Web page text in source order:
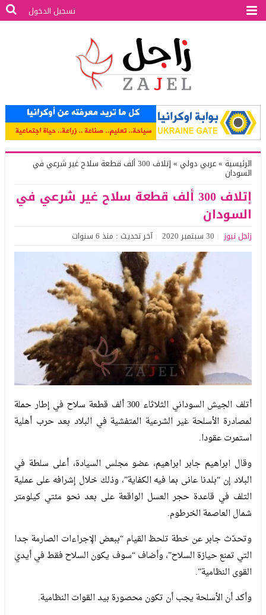
تسجيل الدخول
الرئيسية »عربي دولي » إتلاف 300 ألف قطعة سلاح غير شرعي في
السودان
إتلاف 300 ألف قطعة سلاح غير شرعي في
السودان
زاجل نيوز 30 سبتمبر 2020 آخر تحديث : منذ 6 سنوات
أتلف الجيش السوداني الثلاثاء 300 ألف قطعة سلاح في إطار حملة
لمصادرة الأسلحة غير الشرعية المتفشية في البلاد بعد حرب أهلية
استمرت عقودا.
وقال ابراهيم جابر ابراهيم، عضو مجلس السيادة، أعلى سلطة في
البلاد إن “بلدنا عانى بما فيه الكفاية”، وذلك خلال إشرافه على عملية
التلف في قاعدة حجر العسل الواقعة على بعد نحو مئتي كيلومتر
شمال العاصمة الخرطوم.
وتحدّث جابر عن خطة تلحظ القيام “ببعض الإجراءات الصارمة جدا
التي تمنع حيازة السلاح”، وأضاف “سوف يكون السلاح فقط في أيدي
القوى النظامية”.
وأكد أن الأسلحة يجب أن تكون محصورة بيد القوات النظامية.